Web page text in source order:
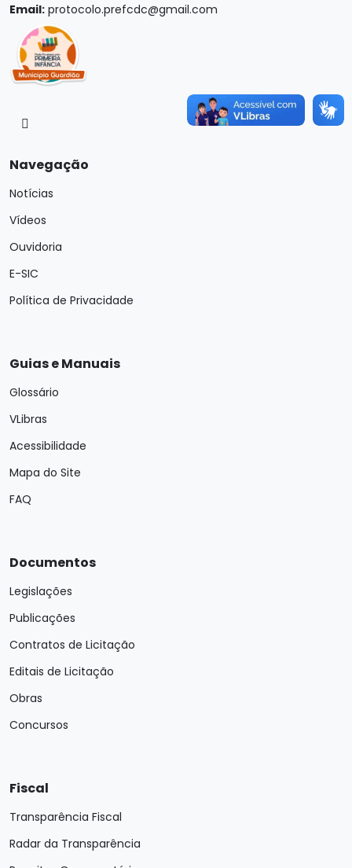
Email: protocolo.prefcdc@gmail.com
Navegação
Notícias
Vídeos
Ouvidoria
E-SIC
Política de Privacidade
Guias e Manuais
Glossário
VLibras
Acessibilidade
Mapa do Site
FAQ
Documentos
Legislações
Publicações
Contratos de Licitação
Editais de Licitação
Obras
Concursos
Fiscal
Transparência Fiscal
Radar da Transparência